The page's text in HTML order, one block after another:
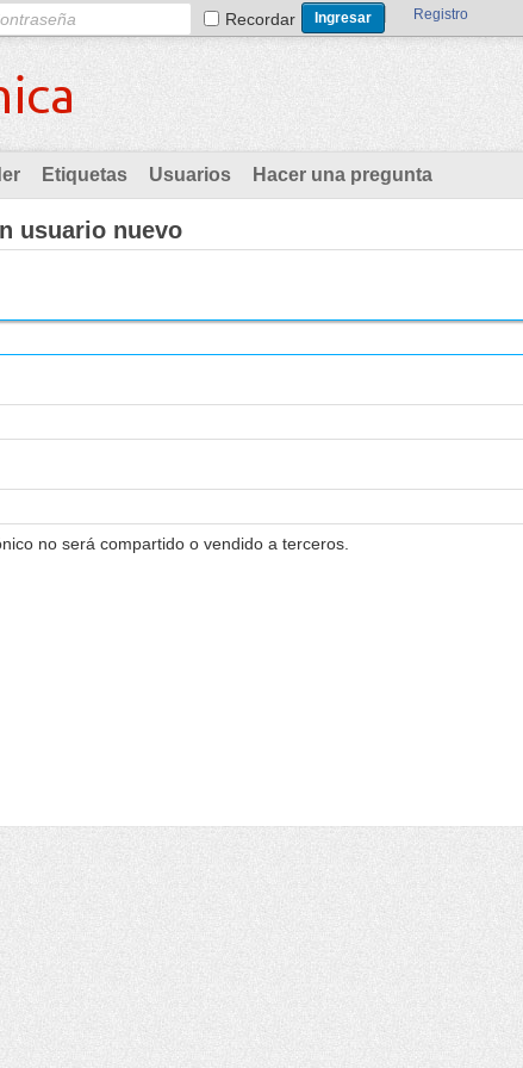
Recordar Registro
Etiquetas Usuarios Hacer una pregunta
usuario nuevo
no será compartido o vendido a terceros.